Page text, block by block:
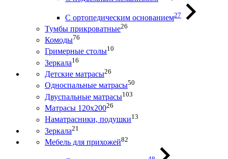
С ортопедическим основанием27
Тумбы прикроватные26
Комоды76
Гримерные столы10
Зеркала16
Детские матрасы26
Односпальные матрасы50
Двуспальные матрасы103
Матрасы 120х20026
Наматрасники, подушки13
Зеркала21
Мебель для прихожей82